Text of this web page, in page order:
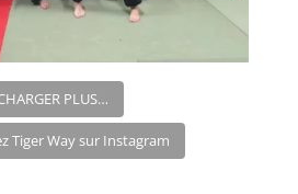
PLUS…
Tiger Way sur Instagram